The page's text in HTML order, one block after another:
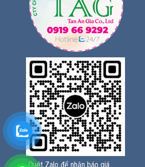
Quét Zalo để nhận báo giá